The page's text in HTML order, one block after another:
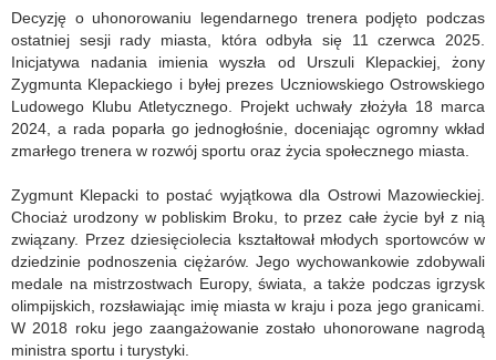
Decyzję o uhonorowaniu legendarnego trenera podjęto podczas
ostatniej sesji rady miasta, która odbyła się 11 czerwca 2025.
Inicjatywa nadania imienia wyszła od Urszuli Klepackiej, żony
Zygmunta Klepackiego i byłej prezes Uczniowskiego Ostrowskiego
Ludowego Klubu Atletycznego. Projekt uchwały złożyła 18 marca
2024, a rada poparła go jednogłośnie, doceniając ogromny wkład
zmarłego trenera w rozwój sportu oraz życia społecznego miasta.
Zygmunt Klepacki to postać wyjątkowa dla Ostrowi Mazowieckiej.
Chociaż urodzony w pobliskim Broku, to przez całe życie był z nią
związany. Przez dziesięciolecia kształtował młodych sportowców w
dziedzinie podnoszenia ciężarów. Jego wychowankowie zdobywali
medale na mistrzostwach Europy, świata, a także podczas igrzysk
olimpijskich, rozsławiając imię miasta w kraju i poza jego granicami.
W 2018 roku jego zaangażowanie zostało uhonorowane nagrodą
ministra sportu i turystyki.